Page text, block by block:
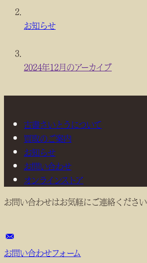
お知らせ
2024年12月のアーカイブ
古書さいとうについて
買取のご案内
お知らせ
お問い合わせ
オンラインストア
お問い合わせはお気軽にご連絡ください
お問い合わせフォーム